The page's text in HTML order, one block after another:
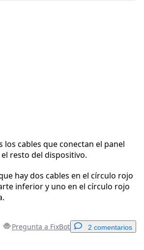
los cables que conectan el panel
resto del dispositivo.
hay dos cables en el círculo rojo
inferior y uno en el círculo rojo
Pregunta a FixBot 2 comentarios